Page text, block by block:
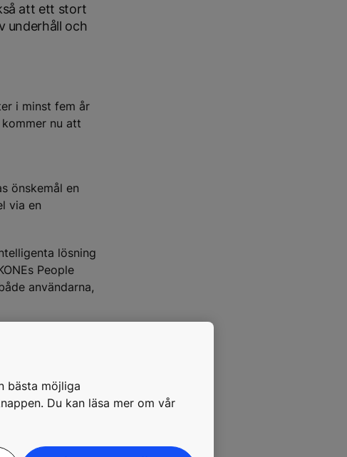
att ett stort
underhåll och
i minst fem år
nu att
önskemål en
via en
lösning
People
användarna,
Vasakronan
deras
vår lösning
om att
Service KONE
genom att IBMs
bästa möjliga
Du kan läsa mer om vår